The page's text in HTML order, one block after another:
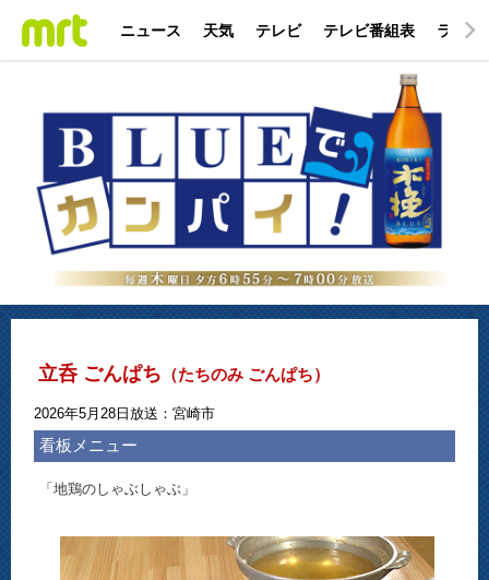
ニュース 天気 テレビ テレビ番組表 ラジオ
立呑 ごんぱち （たちのみ ごんぱち）
2026年5月28日放送：宮崎市
看板メニュー
「地鶏のしゃぶしゃぶ」